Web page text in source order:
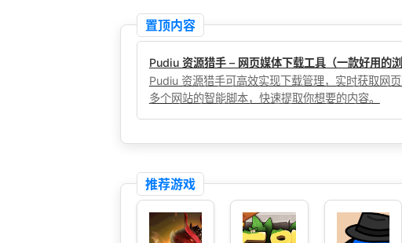
置顶内容
Pudiu 资源猎手 – 网页媒体下载工具（一款好用的浏
Pudiu 资源猎手可高效实现下载管理，实时获取网
多个网站的智能脚本，快速提取你想要的内容。
推荐游戏